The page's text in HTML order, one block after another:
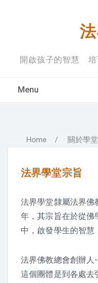
開啟孩子的智慧
Menu
學堂宗旨
上課禮儀
2026 課程
Home / 關於學堂
法界學堂宗旨
法界學堂隸屬法界佛
年，其宗旨在於從佛
中，啟發學生的智慧
法界佛教總會創辦人
這個團體是到各處去